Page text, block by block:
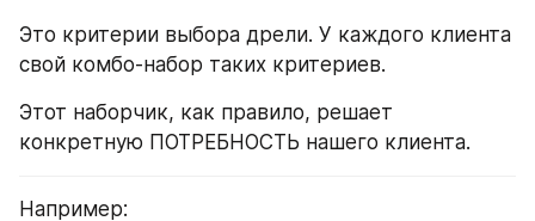
Это критерии выбора дрели. У каждого клиента
свой комбо-набор таких критериев.
Этот наборчик, как правило, решает
конкретную ПОТРЕБНОСТЬ нашего клиента.
Например: